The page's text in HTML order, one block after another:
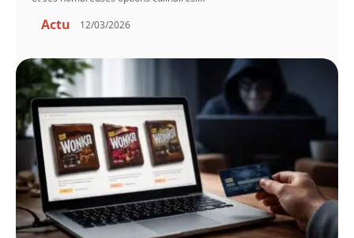
Actu 12/03/2026